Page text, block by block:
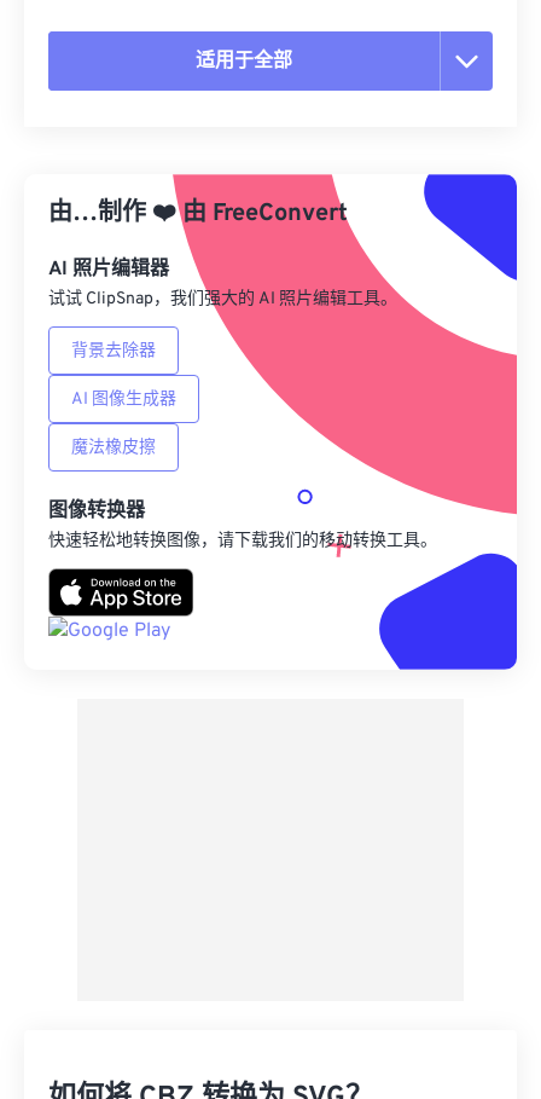
适用于全部
从预设应用
另存为预设
由…制作 ❤️由 FreeConvert
AI 照片编辑器
试试 ClipSnap，我们强大的 AI 照片编辑工具。
背景去除器
AI 图像生成器
魔法橡皮擦
图像转换器
快速轻松地转换图像，请下载我们的移动转换工具。